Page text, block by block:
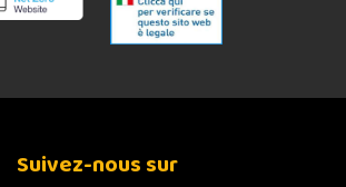
Suivez-nous sur